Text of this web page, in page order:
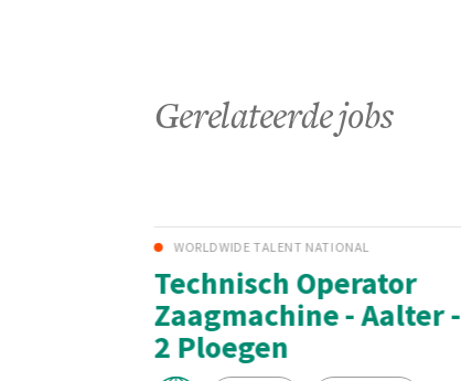
Gerelateerde jobs
WORLDWIDE TALENT NATIONAL
Technisch Operator
Zaagmachine - Aalter -
2 Ploegen